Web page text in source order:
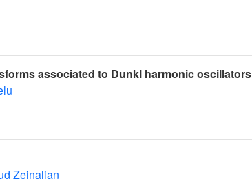
associated to Dunkl harmonic oscillators
Zeinalian